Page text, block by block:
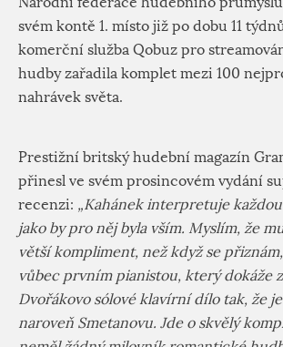
svém kontě 1. místo již po dobu 11
komerční služba Qobuz pro
hudby zařadila komplet mezi 100
nahrávek světa.
Prestižní britský hudební magazín
přinesl ve svém prosincovém vydání
recenzi: „Kahánek interpretuje
jako by pro něj byla vším. Myslím, že
větší kompliment, než když se
vůbec prvním pianistou, který dokáže
Dvořákovo sólové klavírní dílo tak, že
naroveň Smetanovu. Jde o skvělý